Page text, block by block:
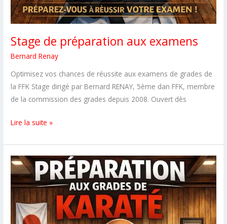
Stage de préparation aux examens
Bernard Renay
Optimisez vos chances de réussite aux examens de grades de
la FFK Stage dirigé par Bernard RENAY, 5ème dan FFK, membre
de la commission des grades depuis 2008. Ouvert dès
Stage
préparation
aux
examens
Lire la suite »